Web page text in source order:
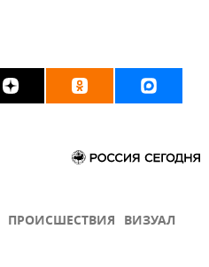
ПРОИСШЕСТВИЯ ВИЗУАЛ